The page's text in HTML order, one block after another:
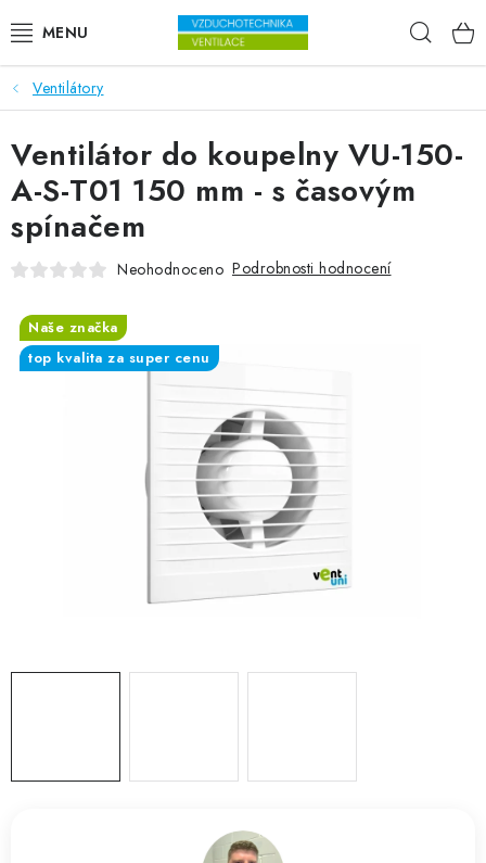
VENTILÁTORY
VZDUCHOTECHNIKA
REKUPERACE
TOPENÍ A CHLAZENÍ
ÚPRAVA VZDUCHU
FILTRY
ZVLHČOVAČE VZDUCHU PRŮMYSLOVÉ
NAHŘÍVACÍ POLŠTÁŘEK S LÁVOVÝM PÍSKEM
Ventilátory
Ventilátor do koupelny VU-150-
A-S-T01 150 mm - s časovým
spínačem
Neohodnoceno Podrobnosti hodnocení
Naše značka
top kvalita za super cenu